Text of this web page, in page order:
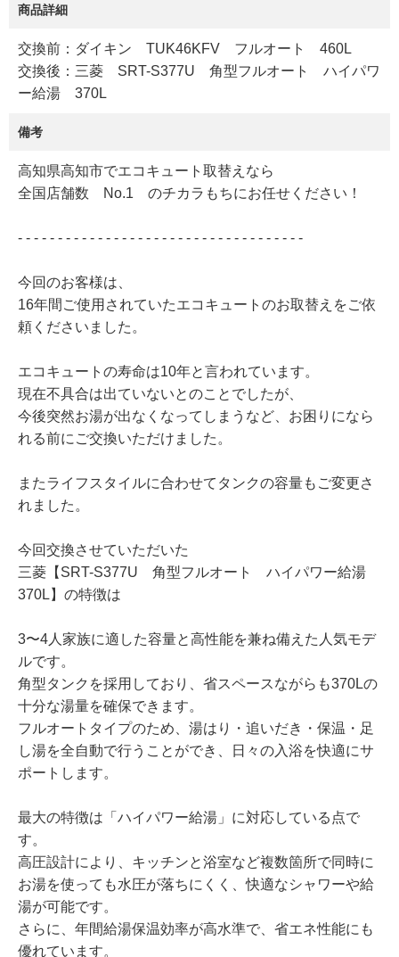
商品詳細
交換前：ダイキン TUK46KFV フルオート 460L
交換後：三菱 SRT-S377U 角型フルオート ハイパワ
ー給湯 370L
備考
高知県高知市でエコキュート取替えなら
全国店舗数 No.1 のチカラもちにお任せください！
- - - - - - - - - - - - - - - - - - - - - - - - - - - - - - - - - - - -
今回のお客様は、
16年間ご使用されていたエコキュートのお取替えをご依
頼くださいました。
エコキュートの寿命は10年と言われています。
現在不具合は出ていないとのことでしたが、
今後突然お湯が出なくなってしまうなど、お困りになら
れる前にご交換いただけました。
またライフスタイルに合わせてタンクの容量もご変更さ
れました。
今回交換させていただいた
三菱【SRT-S377U 角型フルオート ハイパワー給湯
370L】の特徴は
3〜4人家族に適した容量と高性能を兼ね備えた人気モデ
ルです。
角型タンクを採用しており、省スペースながらも370Lの
十分な湯量を確保できます。
フルオートタイプのため、湯はり・追いだき・保温・足
し湯を全自動で行うことができ、日々の入浴を快適にサ
ポートします。
最大の特徴は「ハイパワー給湯」に対応している点で
す。
高圧設計により、キッチンと浴室など複数箇所で同時に
お湯を使っても水圧が落ちにくく、快適なシャワーや給
湯が可能です。
さらに、年間給湯保温効率が高水準で、省エネ性能にも
優れています。